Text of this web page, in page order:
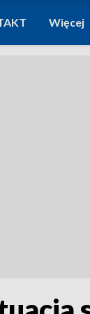
Więcej